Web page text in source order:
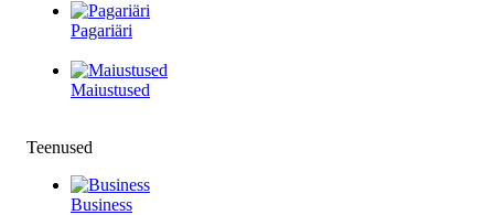
Pagariäri
Maiustused
Teenused
Business